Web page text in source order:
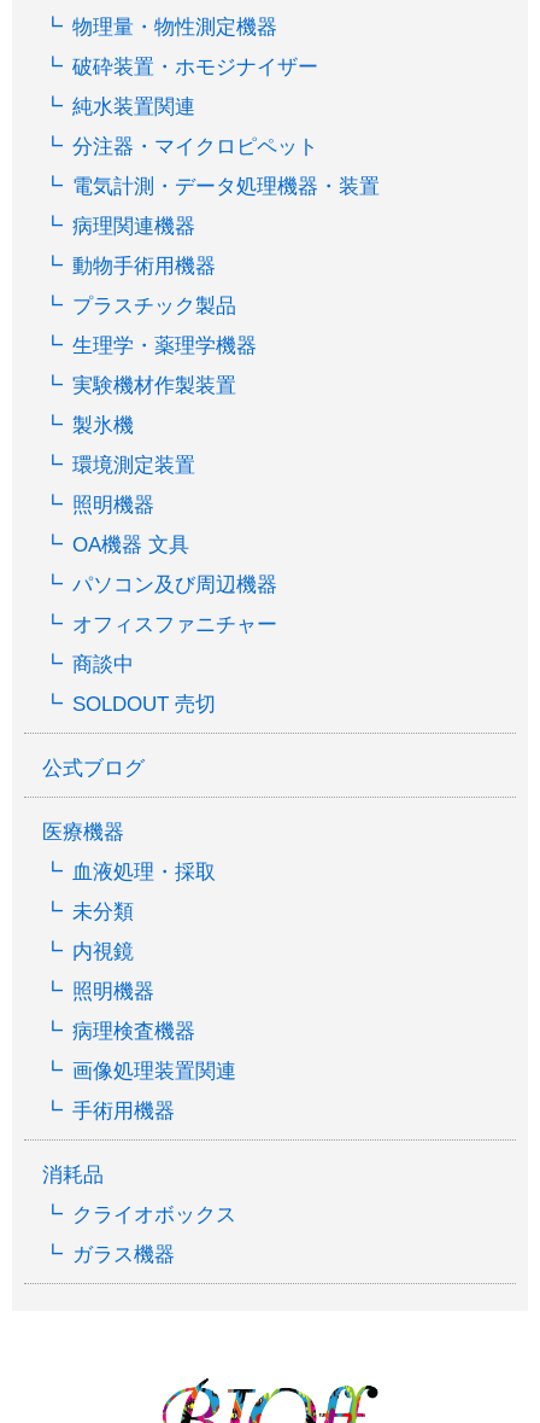
物理量・物性測定機器
破砕装置・ホモジナイザー
純水装置関連
分注器・マイクロピペット
電気計測・データ処理機器・装置
病理関連機器
動物手術用機器
プラスチック製品
生理学・薬理学機器
実験機材作製装置
製氷機
環境測定装置
照明機器
OA機器 文具
パソコン及び周辺機器
オフィスファニチャー
商談中
SOLDOUT 売切
公式ブログ
医療機器
血液処理・採取
未分類
内視鏡
照明機器
病理検査機器
画像処理装置関連
手術用機器
消耗品
クライオボックス
ガラス機器